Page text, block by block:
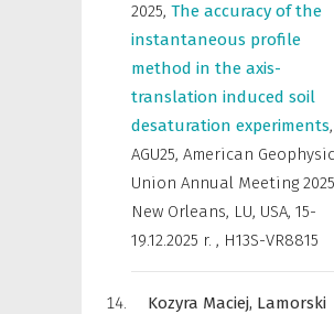
2025, The accuracy of the
instantaneous profile
method in the axis-
translation induced soil
desaturation experiments,
AGU25, American
Union Annual Meeting
New Orleans, LU, USA, 15-
19.12.2025 r. , H13S-VR8815
Kozyra Maciej, Lamorski